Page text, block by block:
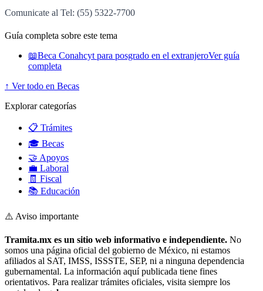
Comunicate al Tel: (55) 5322-7700
Guía completa sobre este tema
📖Beca Conahcyt para posgrado en el extranjeroVer guía
completa
↑ Ver todo en Becas
Explorar categorías
📋 Trámites
🎓 Becas
🤝 Apoyos
💼 Laboral
🧾 Fiscal
📚 Educación
⚠️ Aviso importante
Tramita.mx es un sitio web informativo e independiente. No
somos una página oficial del gobierno de México, ni estamos
afiliados al SAT, IMSS, ISSSTE, SEP, ni a ninguna dependencia
gubernamental. La información aquí publicada tiene fines
orientativos. Para realizar trámites oficiales, visita siempre los